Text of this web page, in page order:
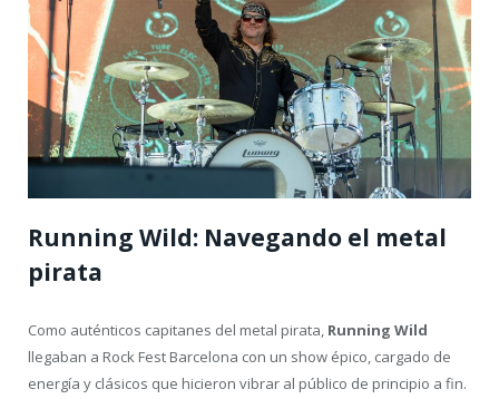
Running Wild: Navegando el metal
pirata
Como auténticos capitanes del metal pirata, Running Wild
llegaban a Rock Fest Barcelona con un show épico, cargado de
energía y clásicos que hicieron vibrar al público de principio a fin.